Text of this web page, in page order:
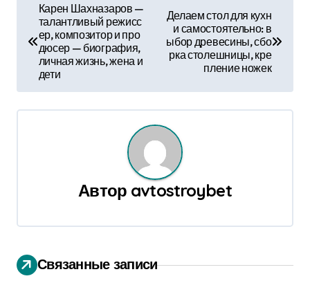
и
г
я
п
Карен Шахназаров —
талантливый режисс
ер, композитор и про
дюсер — биография,
личная жизнь, жена и
дети
Делаем стол для кухн
и самостоятельно: в
ыбор древесины, сбо
рка столешницы, кре
пление ножек
Автор avtostroybet
Связанные записи